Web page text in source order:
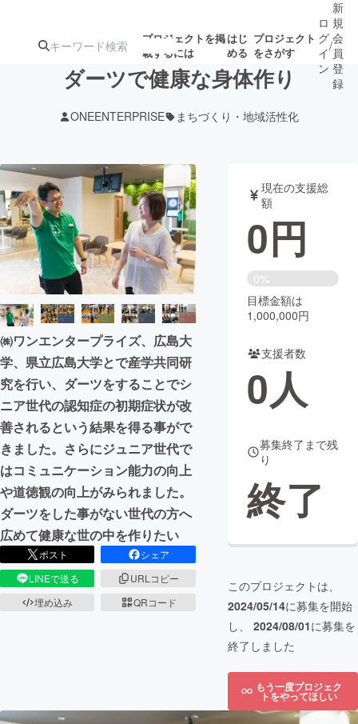
プロジェクトを掲
載するには
はじ
める
プロジェクト
をさがす
アート・写真
テクノロジー・ガジェット ゲーム・サ
映像・映画 書籍・雑誌
ビジネス・起業 チャレンジ
まちづくり・地域活性化
CAMPFIRE for Social Good
CAMPFIRE Creation
CAMPFIREふるさと納税 machi-ya コミュニティ
ロ
グ
イ
ン
/
新
規
会
員
登
録
ダーツで健康な身体作り
ONEENTERPRISE まちづくり・地域活性化
㈱ワンエンタープライズ、広島大
学、県立広島大学とで産学共同研
究を行い、ダーツをすることでシ
ニア世代の認知症の初期症状が改
善されるという結果を得る事がで
きました。さらにジュニア世代で
はコミュニケーション能力の向上
や道徳観の向上がみられました。
ダーツをした事がない世代の方へ
広めて健康な世の中を作りたい
ポスト
シェア
LINEで送る
URLコピー
埋め込み
QRコード
現在の支援総
額
0円
0%
目標金額は
1,000,000円
支援者数
0人
募集終了まで残
り
終了
このプロジェクトは、
2024/05/14に募集を開始
し、 2024/08/01に募集を
終了しました
もう一度プロジェク
トをやってほしい